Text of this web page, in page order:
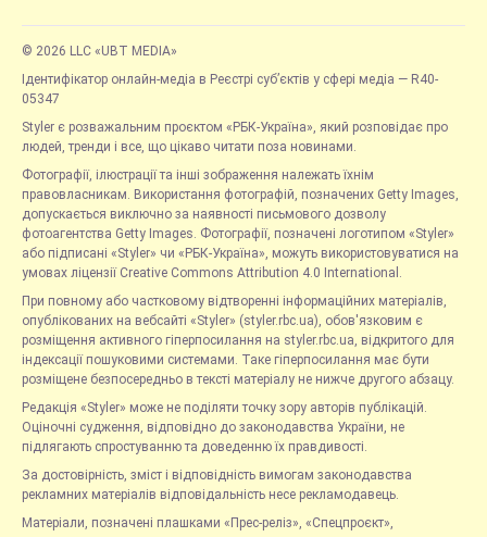
© 2026 LLC «UBT MEDIA»
Ідентифікатор онлайн-медіа в Реєстрі суб’єктів у сфері медіа — R40-
05347
Styler є розважальним проєктом «РБК-Україна», який розповідає про
людей, тренди і все, що цікаво читати поза новинами.
Фотографії, ілюстрації та інші зображення належать їхнім
правовласникам. Використання фотографій, позначених Getty Images,
допускається виключно за наявності письмового дозволу
фотоагентства Getty Images. Фотографії, позначені логотипом «Styler»
або підписані «Styler» чи «РБК-Україна», можуть використовуватися на
умовах ліцензії Creative Commons Attribution 4.0 International.
При повному або частковому відтворенні інформаційних матеріалів,
опублікованих на вебсайті «Styler» (styler.rbc.ua), обов'язковим є
розміщення активного гіперпосилання на styler.rbc.ua, відкритого для
індексації пошуковими системами. Таке гіперпосилання має бути
розміщене безпосередньо в тексті матеріалу не нижче другого абзацу.
Редакція «Styler» може не поділяти точку зору авторів публікацій.
Оціночні судження, відповідно до законодавства України, не
підлягають спростуванню та доведенню їх правдивості.
За достовірність, зміст і відповідність вимогам законодавства
рекламних матеріалів відповідальність несе рекламодавець.
Матеріали, позначені плашками «Прес-реліз», «Спецпроєкт»,